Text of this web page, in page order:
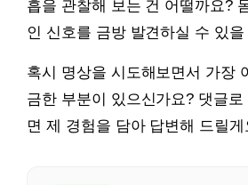
흡을 관찰해 보는 건 어떨까요?
인 신호를 금방 발견하실 수 있
혹시 명상을 시도해보면서 가장
금한 부분이 있으신가요? 댓글로
면 제 경험을 담아 답변해 드릴게